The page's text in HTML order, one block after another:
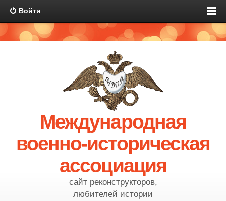
Войти
Международная
военно-историческая
ассоциация
сайт реконструкторов,
любителей истории